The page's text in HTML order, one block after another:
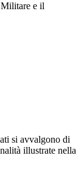
e il
si avvalgono di
illustrate nella